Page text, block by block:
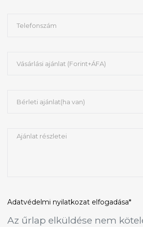
Adatvédelmi nyilatkozat elfogadása*
Az űrlap elküldése nem